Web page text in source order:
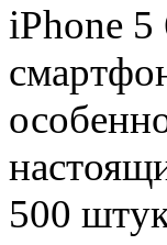
iPhone 5
500